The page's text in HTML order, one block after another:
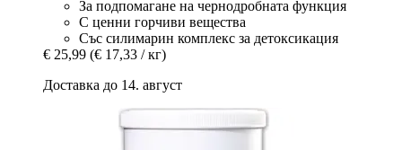
За подпомагане на чернодробната функция
С ценни горчиви вещества
Със силимарин комплекс за детоксикация
€ 25,99 (€ 17,33 / кг)
Доставка до 14. август